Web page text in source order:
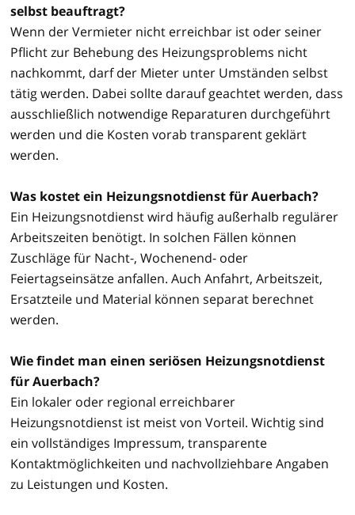
selbst beauftragt?
Wenn der Vermieter nicht erreichbar ist oder seiner
Pflicht zur Behebung des Heizungsproblems nicht
nachkommt, darf der Mieter unter Umständen selbst
tätig werden. Dabei sollte darauf geachtet werden, dass
ausschließlich notwendige Reparaturen durchgeführt
werden und die Kosten vorab transparent geklärt
werden.
Was kostet ein Heizungsnotdienst für Auerbach?
Ein Heizungsnotdienst wird häufig außerhalb regulärer
Arbeitszeiten benötigt. In solchen Fällen können
Zuschläge für Nacht-, Wochenend- oder
Feiertagseinsätze anfallen. Auch Anfahrt, Arbeitszeit,
Ersatzteile und Material können separat berechnet
werden.
Wie findet man einen seriösen Heizungsnotdienst
für Auerbach?
Ein lokaler oder regional erreichbarer
Heizungsnotdienst ist meist von Vorteil. Wichtig sind
ein vollständiges Impressum, transparente
Kontaktmöglichkeiten und nachvollziehbare Angaben
zu Leistungen und Kosten.